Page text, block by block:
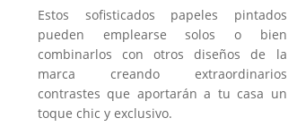
Estos sofisticados papeles pintados
pueden emplearse solos o bien
combinarlos con otros diseños de la
marca creando extraordinarios
contrastes que aportarán a tu casa un
toque chic y exclusivo.